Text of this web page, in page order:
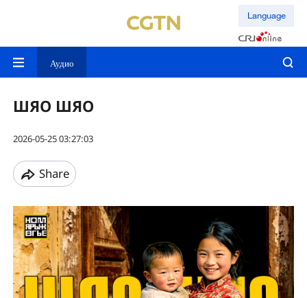
Language
Аудио
ШЯО ШЯО
2026-05-25 03:27:03
Share